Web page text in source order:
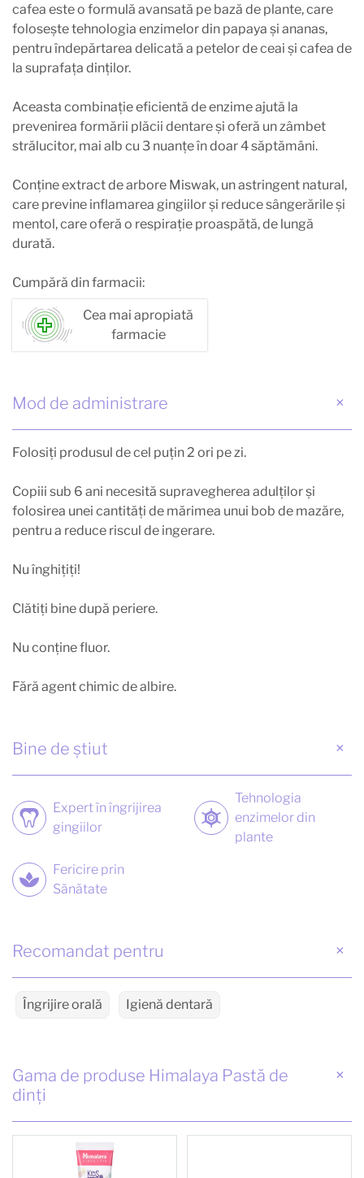
cafea este o formulă avansată pe bază de plante, care
foloseşte tehnologia enzimelor din papaya şi ananas,
pentru îndepărtarea delicată a petelor de ceai şi cafea de
la suprafaţa dinţilor.
Aceasta combinaţie eficientă de enzime ajută la
prevenirea formării plăcii dentare şi oferă un zâmbet
strălucitor, mai alb cu 3 nuanţe în doar 4 săptămâni.
Conţine extract de arbore Miswak, un astringent natural,
care previne inflamarea gingiilor şi reduce sângerările şi
mentol, care oferă o respiraţie proaspătă, de lungă
durată.
Cumpără din farmacii:
Cea mai apropiată
farmacie
Mod de administrare
Folosiţi produsul de cel puţin 2 ori pe zi.
Copiii sub 6 ani necesită supravegherea adulţilor şi
folosirea unei cantităţi de mărimea unui bob de mazăre,
pentru a reduce riscul de ingerare.
Nu înghiţiţi!
Clătiţi bine după periere.
Nu conţine fluor.
Fără agent chimic de albire.
Bine de știut
Expert în îngrijirea
gingiilor
Tehnologia
enzimelor din
plante
Fericire prin
Sănătate
Recomandat pentru
Îngrijire orală Igienă dentară
Gama de produse Himalaya Pastă de
dinți